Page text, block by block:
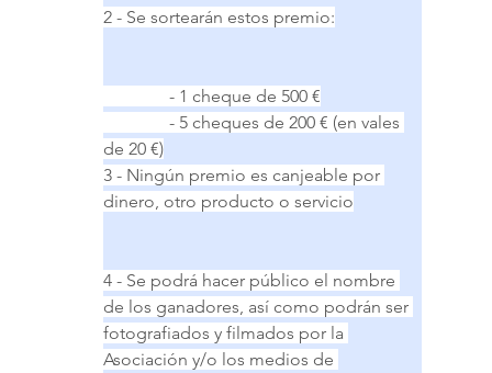
2 - Se sortearán estos premio:
- 1 cheque de 500 €
- 5 cheques de 200 € (en vales
de 20 €)
3 - Ningún premio es canjeable por
dinero, otro producto o servicio
4 - Se podrá hacer público el nombre
de los ganadores, así como podrán ser
fotografiados y filmados por la
Asociación y/o los medios de